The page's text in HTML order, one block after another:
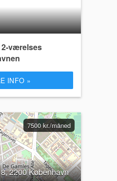
værelses
INFO »
7500 kr./måned
2200 København